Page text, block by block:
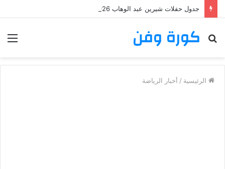
كورة وفن
بحث
الرئيسية / أخبار الرياضة